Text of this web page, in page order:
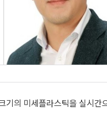
기의 미세플라스틱을 실시간